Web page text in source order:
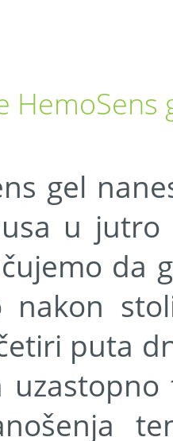
HemoSens
gel
u jutro
da
nakon
puta